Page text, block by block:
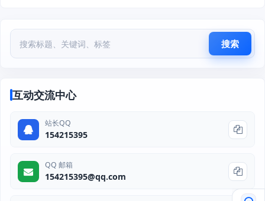
搜索
互动交流中心
站长QQ
154215395
QQ 邮箱
154215395@qq.com